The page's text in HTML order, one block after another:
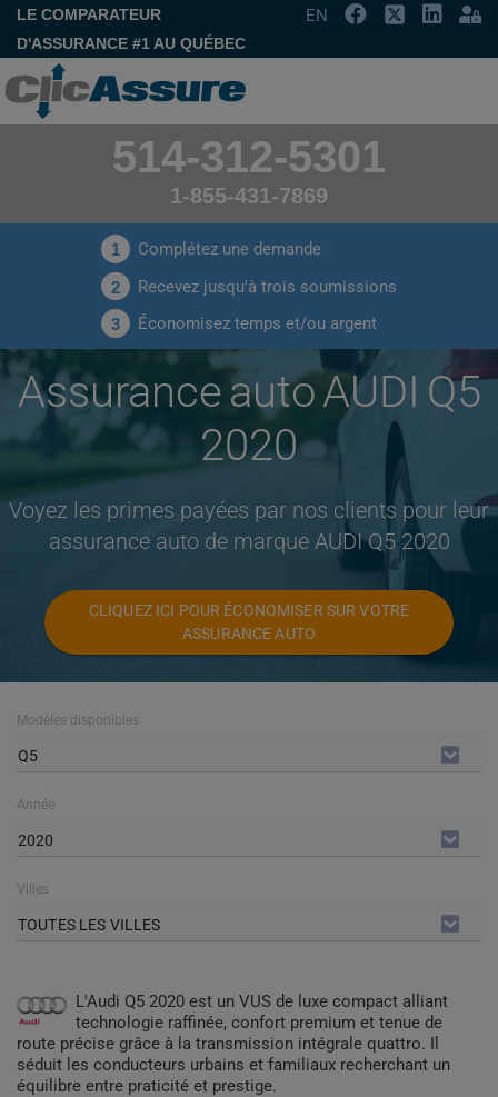
LE COMPARATEUR
D'ASSURANCE #1 AU QUÉBEC
EN
514-312-5301
1-855-431-7869
1 Complétez une demande
2 Recevez jusqu'à trois soumissions
3 Économisez temps et/ou argent
Assurance auto AUDI Q5
2020
Voyez les primes payées par nos clients pour leur
assurance auto de marque AUDI Q5 2020
CLIQUEZ ICI POUR ÉCONOMISER SUR VOTRE
ASSURANCE AUTO
Modèles disponibles
Q5
Année
2020
Villes
TOUTES LES VILLES
L'Audi Q5 2020 est un VUS de luxe compact alliant
technologie raffinée, confort premium et tenue de
route précise grâce à la transmission intégrale quattro. Il
séduit les conducteurs urbains et familiaux recherchant un
équilibre entre praticité et prestige.